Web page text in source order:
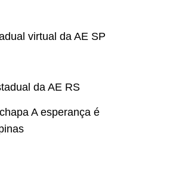
virtual da AE SP
da AE RS
A esperança é